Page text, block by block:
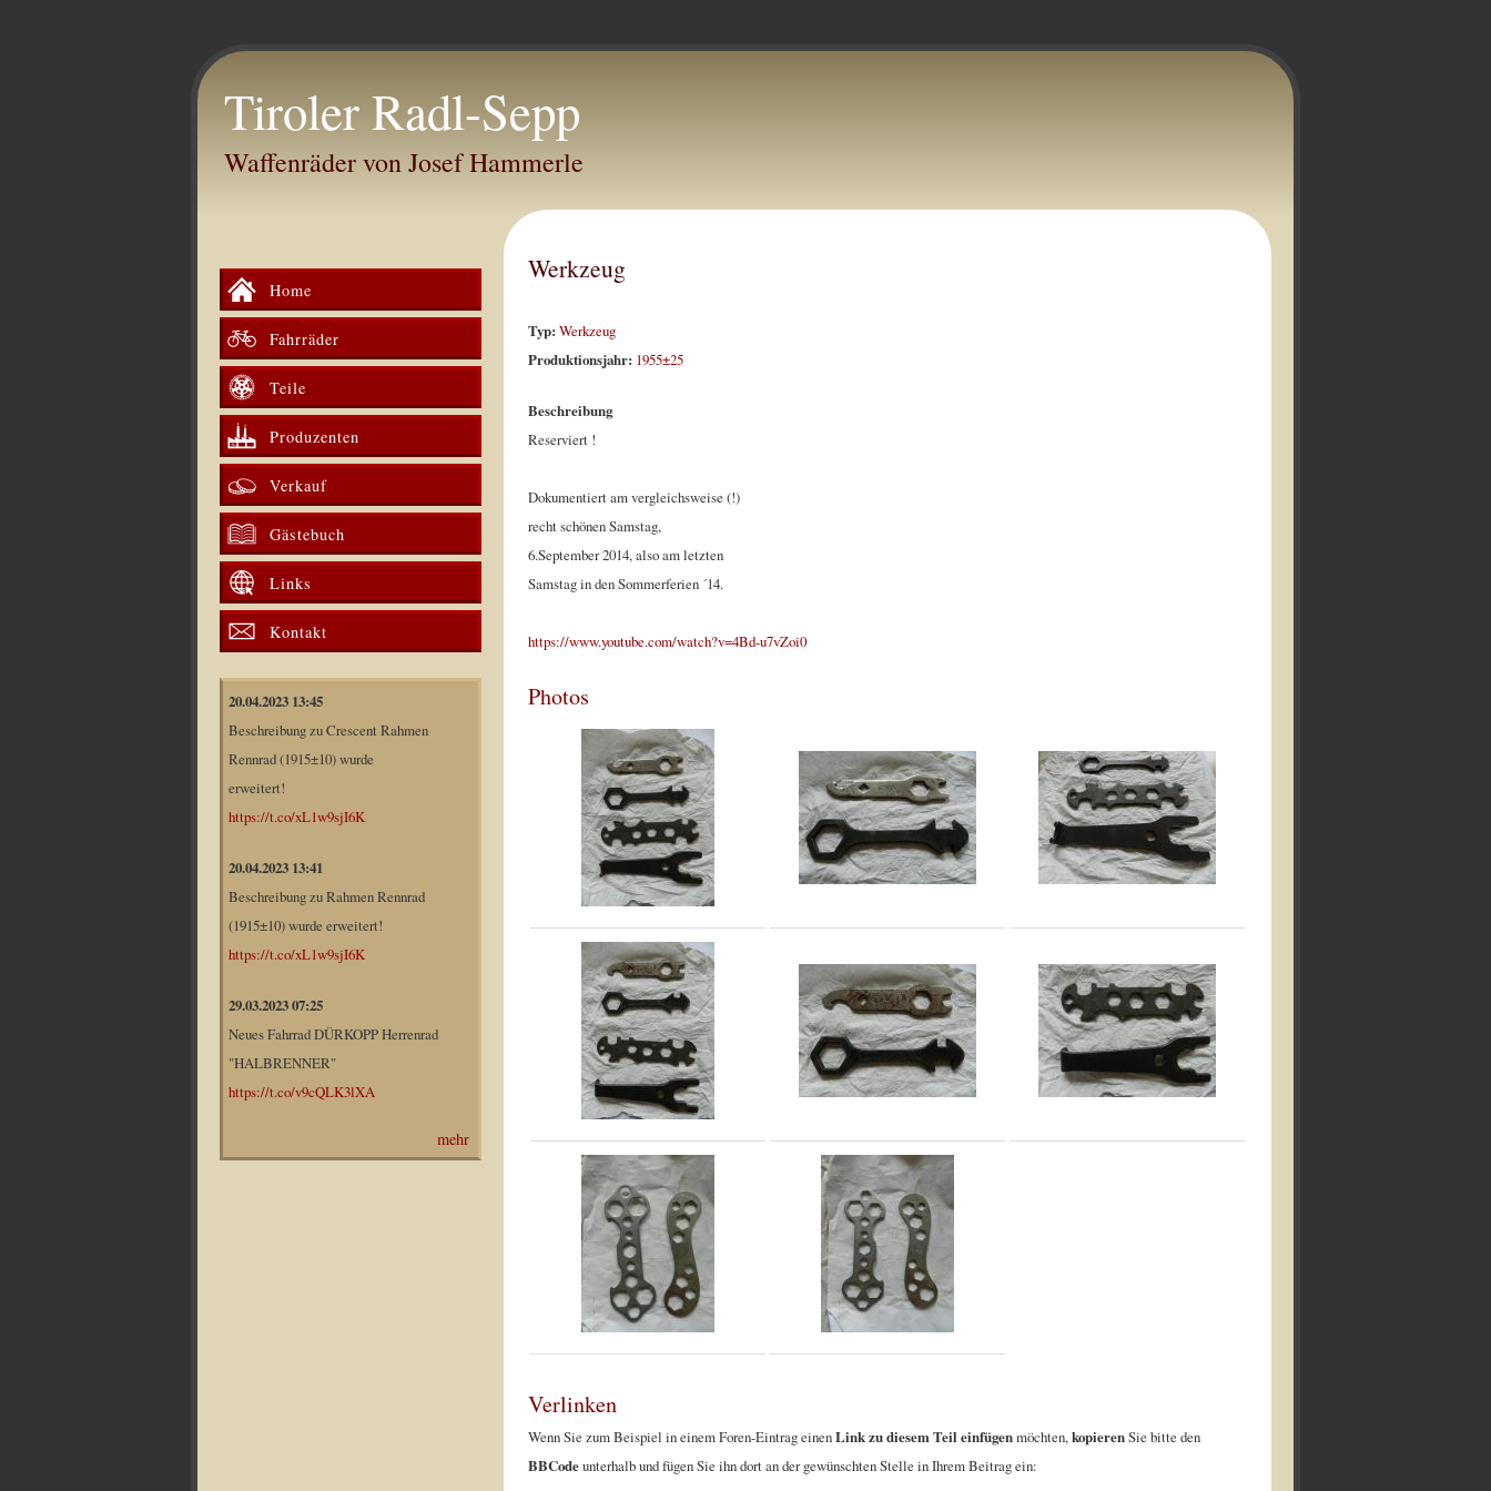
Tiroler Radl-Sepp
Waffenräder von Josef Hammerle
Home
Fahrräder
Teile
Produzenten
Verkauf
Gästebuch
Links
Kontakt
20.04.2023 13:45
Beschreibung zu Crescent Rahmen
Rennrad (1915±10) wurde
erweitert!
https://t.co/xL1w9sjI6K
20.04.2023 13:41
Beschreibung zu Rahmen Rennrad
(1915±10) wurde erweitert!
https://t.co/xL1w9sjI6K
29.03.2023 07:25
Neues Fahrrad DÜRKOPP Herrenrad
"HALBRENNER"
https://t.co/v9cQLK3lXA
mehr
Werkzeug
Typ: Werkzeug
Produktionsjahr: 1955±25
Beschreibung
Reserviert !
Dokumentiert am vergleichsweise (!)
recht schönen Samstag,
6.September 2014, also am letzten
Samstag in den Sommerferien ´14.
https://www.youtube.com/watch?v=4Bd-u7vZoi0
Photos
Verlinken
Wenn Sie zum Beispiel in einem Foren-Eintrag einenLink zu diesem Teil einfügenmöchten,kopierenSie bitte den
BBCodeunterhalb und fügen Sie ihn dort an der gewünschten Stelle in Ihrem Beitrag ein: